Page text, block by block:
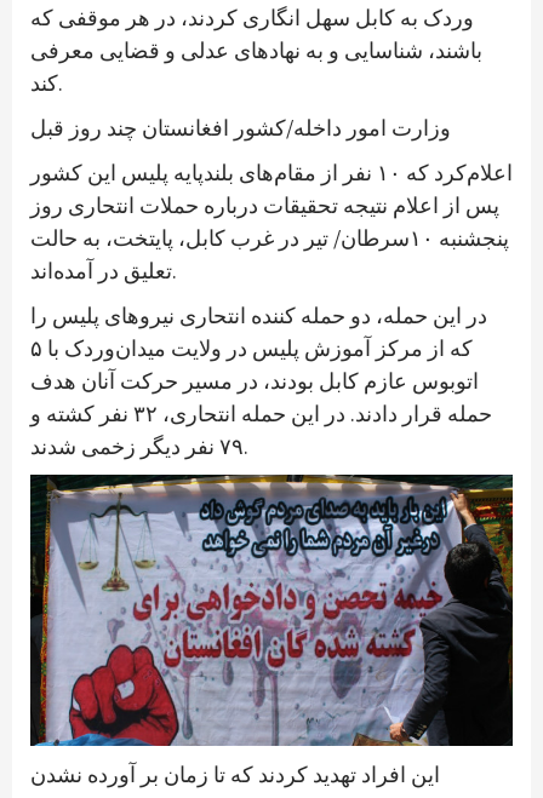
وردک به کابل سهل انگاری کردند، در هر موقفی که
باشند، شناسایی و به نهادهای عدلی و قضایی معرفی
کند.
وزارت امور داخله/کشور افغانستان چند روز قبل
اعلام‌کرد که ۱۰ نفر از مقام‌های بلند‌پایه پلیس این کشور
پس از اعلام نتیجه تحقیقات درباره حملات انتحاری روز
پنجشنبه ۱۰سرطان/ تیر در غرب کابل، پایتخت، به حالت
تعلیق در آمده‌اند.
در این حمله، دو حمله کننده انتحاری نیروهای پلیس را
که از مرکز آموزش پلیس در ولایت میدان‌وردک با ۵
اتوبوس عازم کابل بودند، در مسیر حرکت آنان هدف
حمله قرار دادند. در این حمله انتحاری، ۳۲ نفر کشته و
۷۹ نفر دیگر زخمی شدند.
این افراد تهدید کردند که تا زمان بر آورده نشدن